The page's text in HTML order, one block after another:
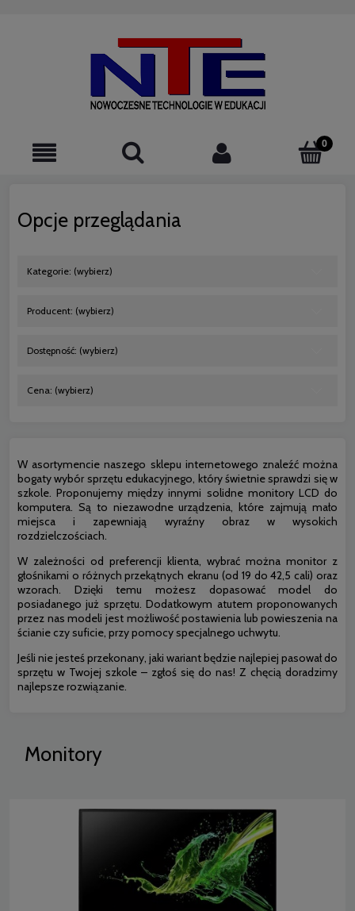
Opcje przeglądania
Kategorie: (wybierz)
Producent: (wybierz)
Dostępność: (wybierz)
Cena: (wybierz)
W asortymencie naszego sklepu internetowego znaleźć można
bogaty wybór sprzętu edukacyjnego, który świetnie sprawdzi się w
szkole. Proponujemy między innymi solidne monitory LCD do
komputera. Są to niezawodne urządzenia, które zajmują mało
miejsca i zapewniają wyraźny obraz w wysokich
rozdzielczościach.
W zależności od preferencji klienta, wybrać można monitor z
głośnikami o różnych przekątnych ekranu (od 19 do 42,5 cali) oraz
wzorach. Dzięki temu możesz dopasować model do
posiadanego już sprzętu. Dodatkowym atutem proponowanych
przez nas modeli jest możliwość postawienia lub powieszenia na
ścianie czy suficie, przy pomocy specjalnego uchwytu.
Jeśli nie jesteś przekonany, jaki wariant będzie najlepiej pasował do
sprzętu w Twojej szkole – zgłoś się do nas! Z chęcią doradzimy
najlepsze rozwiązanie.
Monitory